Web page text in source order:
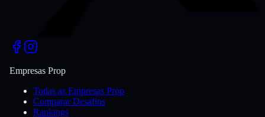
Empresas Prop
Todas as Empresas Prop
Comparar Desafios
Rankings